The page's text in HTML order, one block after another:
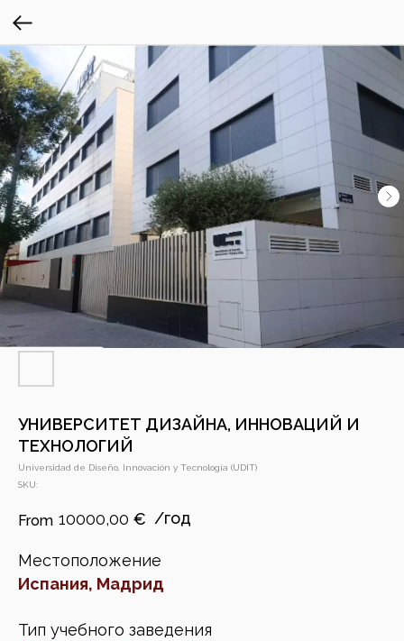
УНИВЕРСИТЕТ ДИЗАЙНА, ИННОВАЦИЙ И
ТЕХНОЛОГИЙ
Universidad de Diseño, Innovación y Tecnología (UDIT)
SKU:
10000,00 €
Местоположение
Испания, Мадрид
Тип учебного заведения